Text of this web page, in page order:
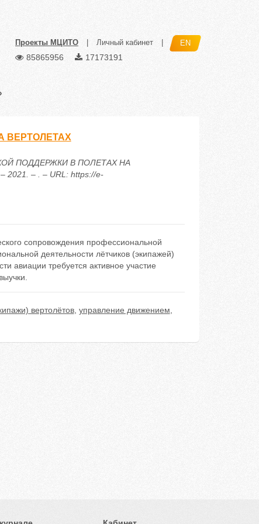
Проекты МЦИТО Личный кабинет EN
85865956 17173191
ВЕРТОЛЕТАХ
ПОДДЕРЖКИ В ПОЛЕТАХ НА
– . – URL: https://e-
сопровождения профессиональной
деятельности лётчиков (экипажей)
авиации требуется активное участие
вертолётов, управление движением